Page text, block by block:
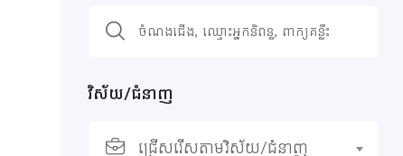
វិស័យ/ជំនាញ
ជ្រើសរើសតាមវិស័យ/ជំនាញ